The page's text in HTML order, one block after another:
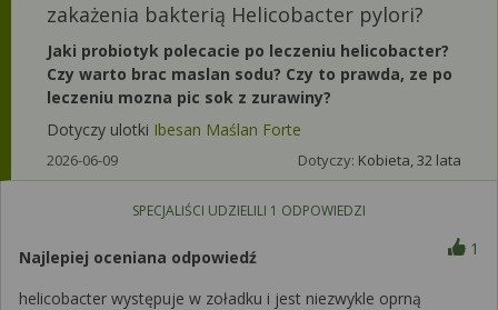
zakażenia bakterią Helicobacter pylori?
Jaki probiotyk polecacie po leczeniu helicobacter?
Czy warto brac maslan sodu? Czy to prawda, ze po
leczeniu mozna pic sok z zurawiny?
Dotyczy ulotki Ibesan Maślan Forte
2026-06-09 Dotyczy: Kobieta, 32 lata
SPECJALIŚCI UDZIELILI 1 ODPOWIEDZI
Najlepiej oceniana odpowiedź 1
helicobacter występuje w zoładku i jest niezwykle oprną